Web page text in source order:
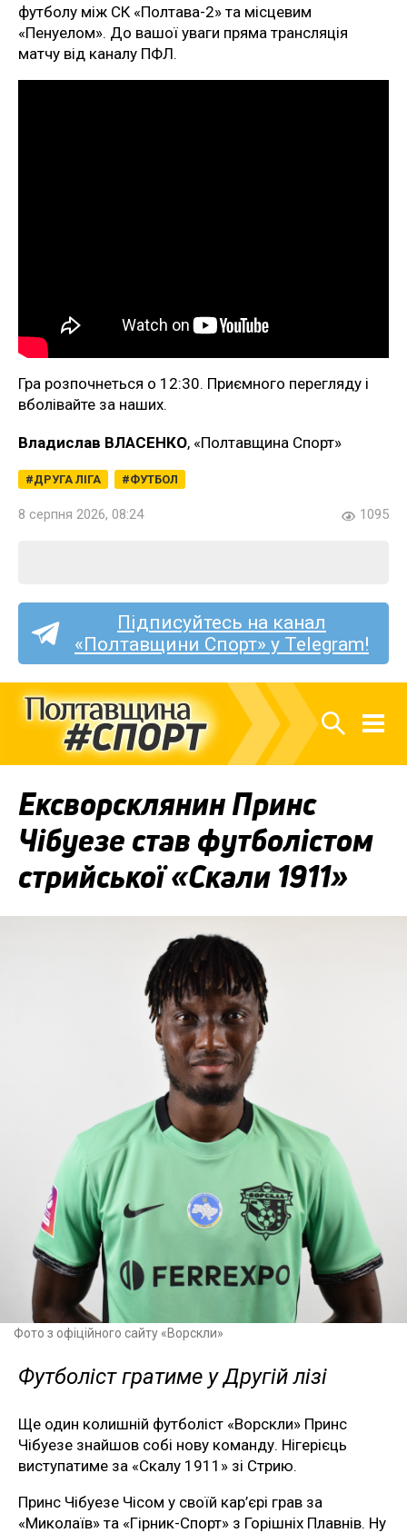
футболу між СК «Полтава-2» та місцевим
«Пенуелом». До вашої уваги пряма трансляція
матчу від каналу ПФЛ.
Гра розпочнеться о 12:30. Приємного перегляду і
вболівайте за наших.
Владислав ВЛАСЕНКО, «Полтавщина Спорт»
ДРУГА ЛІГА ФУТБОЛ
8 серпня 2026, 08:24 1095
Підписуйтесь на канал
«Полтавщини Спорт» у Telegram!
Ексворсклянин Принс
Чібуезе став футболістом
стрийської «Скали 1911»
Фото з офіційного сайту «Ворскли»
Футболіст гратиме у Другій лізі
Ще один колишній футболіст «Ворскли» Принс
Чібуезе знайшов собі нову команду. Нігерієць
виступатиме за «Скалу 1911» зі Стрию.
Принс Чібуезе Чісом у своїй кар’єрі грав за
«Миколаїв» та «Гірник-Спорт» з Горішніх Плавнів. Ну